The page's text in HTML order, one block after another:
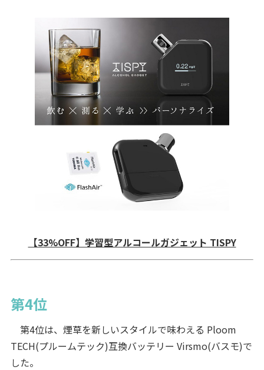
【33%OFF】学習型アルコールガジェット TISPY
第4位
第4位は、煙草を新しいスタイルで味わえる Ploom
TECH(プルームテック)互換バッテリー Virsmo(バスモ)で
した。